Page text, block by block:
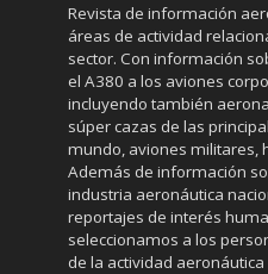
Revista de información
áreas de actividad
sector. Con información
el A380 a los aviones
incluyendo también
súper cazas de las
mundo, aviones militares,
Además de información
industria aeronáutica
reportajes de interés
seleccionamos a los
de la actividad